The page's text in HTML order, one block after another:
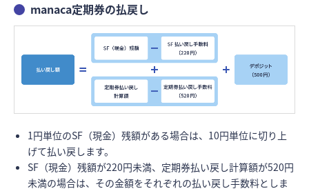
manaca定期券の払戻し
1円単位のSF（現金）残額がある場合は、10円単位に切り上
げて払い戻します。
SF（現金）残額が220円未満、定期券払い戻し計算額が520円
未満の場合は、その金額をそれぞれの払い戻し手数料としま